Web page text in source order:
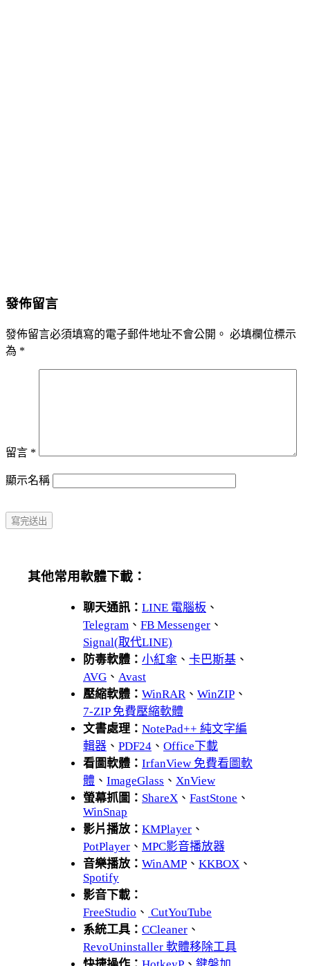
發佈留言
發佈留言必須填寫的電子郵件地址不會公開。 必填欄位標示
為 *
留言 *
顯示名稱
其他常用軟體下載：
聊天通訊： LINE 電腦板 、
Telegram 、 FB Messenger 、
Signal(取代LINE)
防毒軟體： 小紅傘 、 卡巴斯基 、
AVG 、 Avast
壓縮軟體： WinRAR、 WinZIP 、
7-ZIP 免費壓縮軟體
文書處理： NotePad++ 純文字編
輯器 、 PDF24 、 Office下載
看圖軟體： IrfanView 免費看圖軟
體 、 ImageGlass 、 XnView
螢幕抓圖： ShareX 、 FastStone 、
WinSnap
影片播放： KMPlayer 、
PotPlayer 、 MPC影音播放器
音樂播放： WinAMP 、 KKBOX 、
Spotify
影音下載：
FreeStudio 、 CutYouTube
系統工具： CCleaner 、
RevoUninstaller 軟體移除工具